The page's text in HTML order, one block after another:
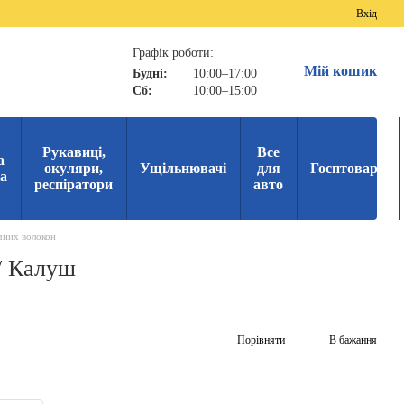
Вхід
Графік роботи:
Будні:
10:00–17:00
Сб:
10:00–15:00
Мій кошик
Рукавиці,
окуляри,
респіратори
Ущільнювачі
Все
для
авто
Госптовари
волокон
Калуш
Порівняти В бажання